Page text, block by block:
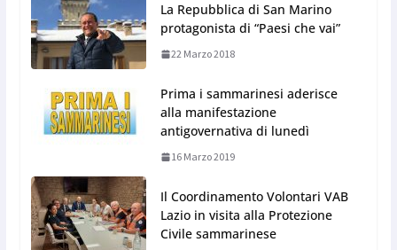
La Repubblica di San Marino
protagonista di “Paesi che vai”
22 Marzo 2018
Prima i sammarinesi aderisce
alla manifestazione
antigovernativa di lunedì
16 Marzo 2019
Il Coordinamento Volontari VAB
Lazio in visita alla Protezione
Civile sammarinese